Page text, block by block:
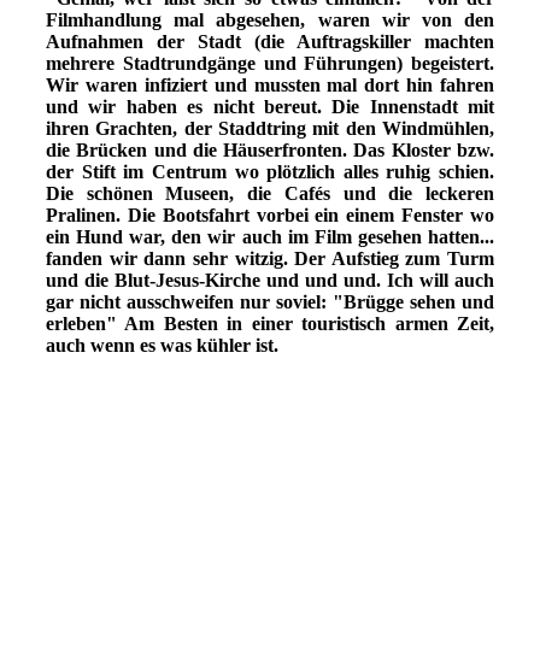
Filmhandlung mal abgesehen, waren wir von den
Aufnahmen der Stadt (die Auftragskiller machten
mehrere Stadtrundgänge und Führungen) begeistert.
Wir waren infiziert und mussten mal dort hin fahren
und wir haben es nicht bereut. Die Innenstadt mit
ihren Grachten, der Staddtring mit den Windmühlen,
die Brücken und die Häuserfronten. Das Kloster bzw.
der Stift im Centrum wo plötzlich alles ruhig schien.
Die schönen Museen, die Cafés und die leckeren
Pralinen. Die Bootsfahrt vorbei ein einem Fenster wo
ein Hund war, den wir auch im Film gesehen hatten...
fanden wir dann sehr witzig. Der Aufstieg zum Turm
und die Blut-Jesus-Kirche und und und. Ich will auch
gar nicht ausschweifen nur soviel: "Brügge sehen und
erleben" Am Besten in einer touristisch armen Zeit,
auch wenn es was kühler ist.